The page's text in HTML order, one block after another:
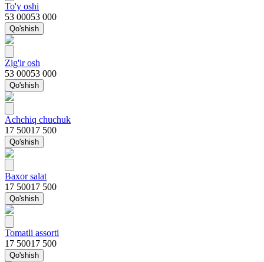
To'y oshi
53 00053 000
Qo'shish
Zig'ir osh
53 00053 000
Qo'shish
Achchiq chuchuk
17 50017 500
Qo'shish
Baxor salat
17 50017 500
Qo'shish
Tomatli assorti
17 50017 500
Qo'shish